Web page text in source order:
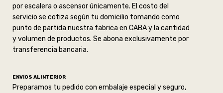
por escalera o ascensor únicamente. El costo del
servicio se cotiza según tu domicilio tomando como
punto de partida nuestra fabrica en CABA y la cantidad
y volumen de productos. Se abona exclusivamente por
transferencia bancaria.
ENVÍOS AL INTERIOR
Preparamos tu pedido con embalaje especial y seguro,